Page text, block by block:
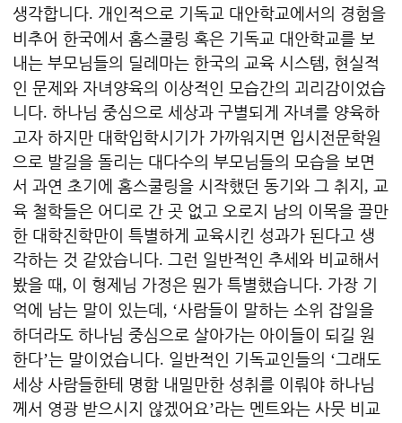
생각합니다. 개인적으로 기독교 대안학교에서의 경험을
비추어 한국에서 홈스쿨링 혹은 기독교 대안학교를 보
내는 부모님들의 딜레마는 한국의 교육 시스템, 현실적
인 문제와 자녀양육의 이상적인 모습간의 괴리감이었습
니다. 하나님 중심으로 세상과 구별되게 자녀를 양육하
고자 하지만 대학입학시기가 가까워지면 입시전문학원
으로 발길을 돌리는 대다수의 부모님들의 모습을 보면
서 과연 초기에 홈스쿨링을 시작했던 동기와 그 취지 , 교
육 철학들은 어디로 간 곳 없고 오로지 남의 이목을 끌만
한 대학진학만이 특별하게 교육시킨 성과가 된다고 생
각하는 것 같았습니다. 그런 일반적인 추세와 비교해서
봤을 때 , 이 형제님 가정은 뭔가 특별했습니다. 가장 기
억에 남는 말이 있는데 , ‘사람들이 말하는 소위 잡일을
하더라도 하나님 중심으로 살아가는 아이들이 되길 원
한다’는 말이었습니다. 일반적인 기독교인들의 ‘그래도
세상 사람들한테 명함 내밀만한 성취를 이뤄야 하나님
께서 영광 받으시지 않겠어요’라는 멘트와는 사뭇 비교